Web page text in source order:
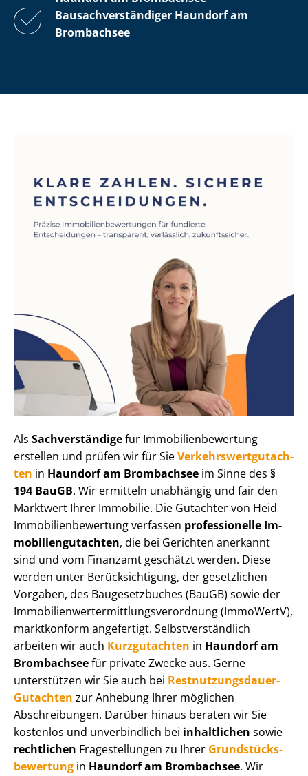
Bau­sach­ver­stän­di­ger Haundorf am
Brombachsee
Als Sachverständigefür Im­mo­bi­li­en­be­wer­tung
erstellen und prüfen wir für SieVer­kehrs­wert­gut­ach­
ten in Haundorf am Brombachsee im Sinne des §
194 BauGB. Wir ermitteln unabhängig und fair den
Marktwert Ihrer Immobilie. Die Gutachter von Heid
Im­mo­bi­li­en­be­wer­tung verfassen professionelle Im­
mo­bi­li­en­gut­ach­ten, die bei Gerichten anerkannt
sind und vom Finanzamt geschätzt werden. Diese
werden unter Be­rück­sich­ti­gung, der gesetzlichen
Vorgaben, des Baugesetzbuches (BauGB) sowie der
Im­mo­bi­li­en­wert­ermitt­lungs­ver­ord­nung (ImmoWertV),
marktkonform angefertigt. Selbst­ver­ständ­lich
arbeiten wir auch Kurzgutachten in Haundorf am
Brombachseefür private Zwecke aus. Gerne
unterstützen wir Sie auch bei Rest­nut­zungs­dau­er-
Gutachten zur Anhebung Ihrer möglichen
Abschreibungen. Darüber hinaus beraten wir Sie
kostenlos und unverbindlich bei inhaltlichen sowie
rechtlichen Fragestellungen zu Ihrer Grund­stücks­
be­wer­tung in Haundorf am Brombachsee. Wir